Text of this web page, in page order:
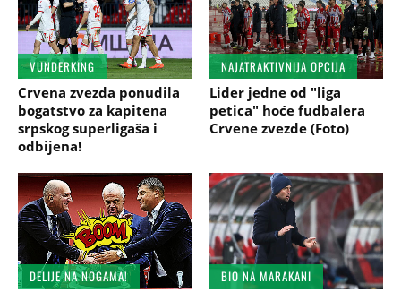
VUNDERKING
Crvena zvezda ponudila
bogatstvo za kapitena
srpskog superligaša i
odbijena!
NAJATRAKTIVNIJA OPCIJA
Lider jedne od "liga
petica" hoće fudbalera
Crvene zvezde (Foto)
DELIJE NA NOGAMA!
BIO NA MARAKANI